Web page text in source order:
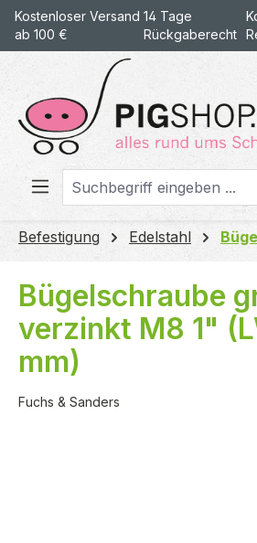
springen
Kostenloser Versand
ab 100 €
14 Tage
Rückgaberecht
Befestigung Edelstahl
Bügelschraube
verzinkt M8 1"
mm)
Fuchs & Sanders